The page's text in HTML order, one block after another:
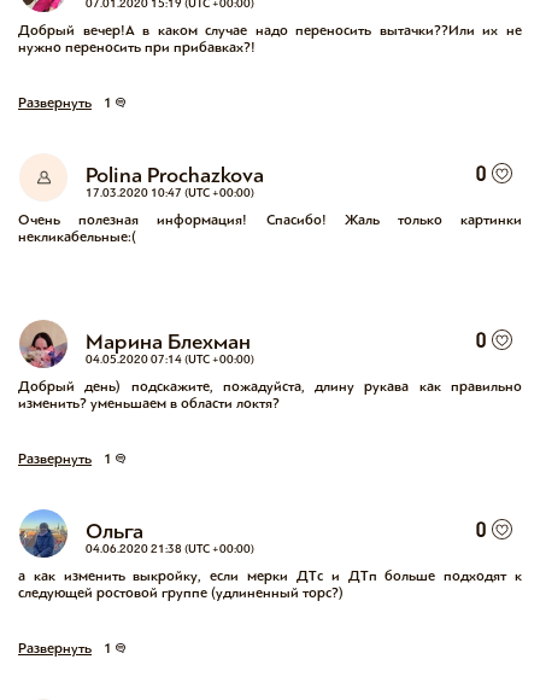
07.01.2020 15:19 (UTC +00:00)
Добрый вечер!А в каком случае надо переносить вытачки??Или их не
нужно переносить при прибавках?!
Развернуть 1
Polina Prochazkova
17.03.2020 10:47 (UTC +00:00)
0
Очень полезная информация! Спасибо! Жаль только картинки
некликабельные:(
Марина Блехман
04.05.2020 07:14 (UTC +00:00)
0
Добрый день) подскажите, пожадуйста, длину рукава как правильно
изменить? уменьшаем в области локтя?
Развернуть 1
Ольга
04.06.2020 21:38 (UTC +00:00)
0
а как изменить выкройку, если мерки ДТс и ДТп больше подходят к
следующей ростовой группе (удлиненный торс?)
Развернуть 1